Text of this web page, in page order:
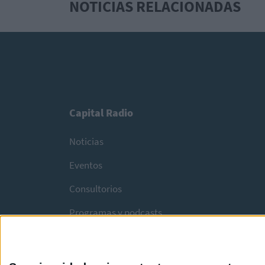
NOTICIAS RELACIONADAS
Capital Radio
Noticias
Eventos
Consultorios
Programas y podcasts